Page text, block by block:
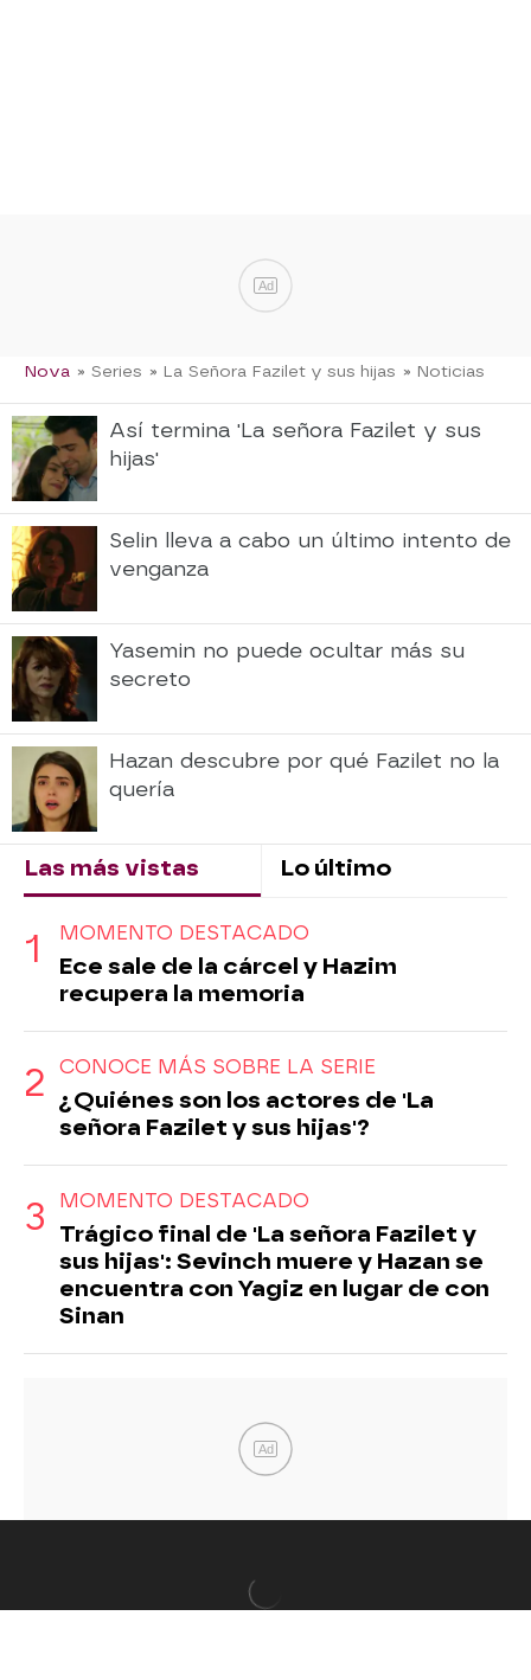
Ad
Nova » Series » La Señora Fazilet y sus hijas » Noticias
Así termina 'La señora Fazilet y sus
hijas'
Selin lleva a cabo un último intento de
venganza
Yasemin no puede ocultar más su
secreto
Hazan descubre por qué Fazilet no la
quería
Las más vistas Lo último
MOMENTO DESTACADO
Ece sale de la cárcel y Hazim
recupera la memoria
CONOCE MÁS SOBRE LA SERIE
¿Quiénes son los actores de 'La
señora Fazilet y sus hijas'?
MOMENTO DESTACADO
Trágico final de 'La señora Fazilet y
sus hijas': Sevinch muere y Hazan se
encuentra con Yagiz en lugar de con
Sinan
Ad